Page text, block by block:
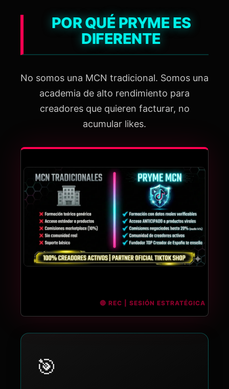
POR QUÉ PRYME ES
DIFERENTE
No somos una MCN tradicional. Somos una
academia de alto rendimiento para
creadores que quieren facturar, no
acumular likes.
🎯